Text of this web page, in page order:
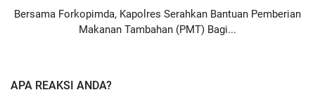
Bersama Forkopimda, Kapolres Serahkan Bantuan Pemberian
Makanan Tambahan (PMT) Bagi...
APA REAKSI ANDA?